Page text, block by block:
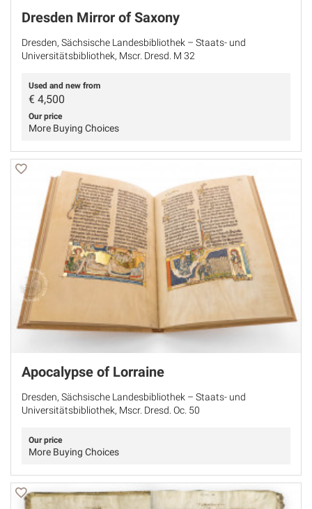
Dresden Mirror of Saxony
Dresden, Sächsische Landesbibliothek – Staats- und
Universitätsbibliothek, Mscr. Dresd. M 32
Used and new from
€ 4,500
Our price
More Buying Choices
Apocalypse of Lorraine
Dresden, Sächsische Landesbibliothek – Staats- und
Universitätsbibliothek, Mscr. Dresd. Oc. 50
Our price
More Buying Choices